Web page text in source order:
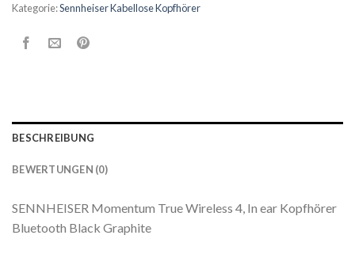
Kategorie:Sennheiser Kabellose Kopfhörer
BESCHREIBUNG
BEWERTUNGEN (0)
SENNHEISER Momentum True Wireless 4, In ear Kopfhörer
Bluetooth Black Graphite